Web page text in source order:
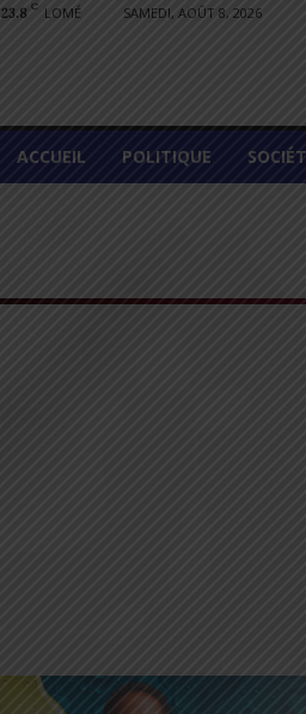
23.8 C LOMÉ SAMEDI, AOÛT 8, 2026
ACCUEIL POLITIQUE